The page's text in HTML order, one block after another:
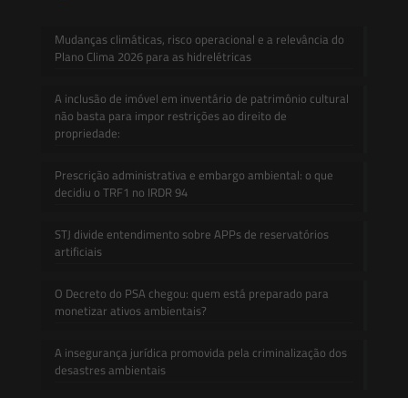
Mudanças climáticas, risco operacional e a relevância do
Plano Clima 2026 para as hidrelétricas
A inclusão de imóvel em inventário de patrimônio cultural
não basta para impor restrições ao direito de
propriedade:
Prescrição administrativa e embargo ambiental: o que
decidiu o TRF1 no IRDR 94
STJ divide entendimento sobre APPs de reservatórios
artificiais
O Decreto do PSA chegou: quem está preparado para
monetizar ativos ambientais?
A insegurança jurídica promovida pela criminalização dos
desastres ambientais